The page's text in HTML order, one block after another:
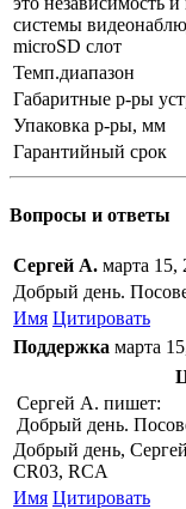
системы
microSD слот
Темп.диапазон
Габаритные р-ры
Упаковка р-ры, мм
Гарантийный срок
Вопросы и ответы
Сергей А. марта 15,
Добрый день.
Имя Цитировать
Поддержка марта
Сергей А. пишет:
Добрый день.
Добрый день,
CR03, RCA
Имя Цитировать